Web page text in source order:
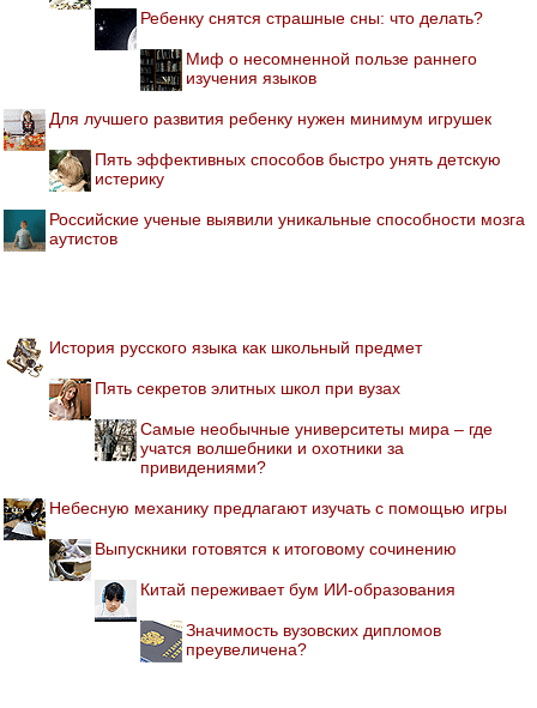
Ребенку снятся страшные сны: что делать?
Миф о несомненной пользе раннего
изучения языков
Для лучшего развития ребенку нужен минимум игрушек
Пять эффективных способов быстро унять детскую
истерику
Российские ученые выявили уникальные способности мозга
аутистов
История русского языка как школьный предмет
Пять секретов элитных школ при вузах
Самые необычные университеты мира – где
учатся волшебники и охотники за
привидениями?
Небесную механику предлагают изучать с помощью игры
Выпускники готовятся к итоговому сочинению
Китай переживает бум ИИ-образования
Значимость вузовских дипломов
преувеличена?